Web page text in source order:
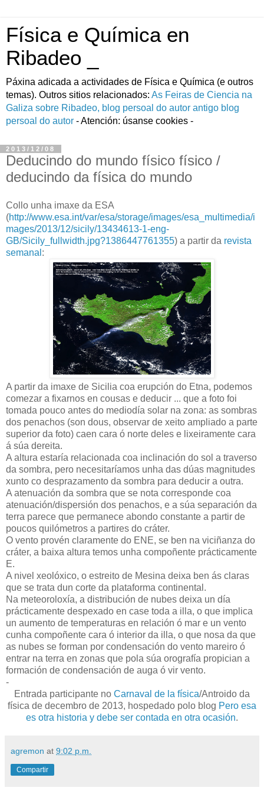
Física e Química en
Ribadeo _
Páxina adicada a actividades de Fí­sica e Quí­mica (e outros
temas). Outros sitios relacionados: As Feiras de Ciencia na
Galiza sobre Ribadeo, blog persoal do autor antigo blog
persoal do autor - Atención: úsanse cookies -
2013/12/08
Deducindo do mundo físico físico /
deducindo da física do mundo
Collo unha imaxe da ESA
(http://www.esa.int/var/esa/storage/images/esa_multimedia/i
mages/2013/12/sicily/13434613-1-eng-
GB/Sicily_fullwidth.jpg?1386447761355) a partir da revista
semanal :
A partir da imaxe de Sicilia coa erupción do Etna, podemos
comezar a fixarnos en cousas e deducir ... que a foto foi
tomada pouco antes do mediodía solar na zona: as sombras
dos penachos (son dous, observar de xeito ampliado a parte
superior da foto) caen cara ó norte deles e lixeiramente cara
á súa dereita.
A altura estaría relacionada coa inclinación do sol a traverso
da sombra, pero necesitaríamos unha das dúas magnitudes
xunto co desprazamento da sombra para deducir a outra.
A atenuación da sombra que se nota corresponde coa
atenuación/dispersión dos penachos, e a súa separación da
terra parece que permanece abondo constante a partir de
poucos quilómetros a partires do cráter.
O vento provén claramente do ENE, se ben na viciñanza do
cráter, a baixa altura temos unha compoñente prácticamente
E.
A nivel xeolóxico, o estreito de Mesina deixa ben ás claras
que se trata dun corte da plataforma continental.
Na meteoroloxía, a distribución de nubes deixa un día
prácticamente despexado en case toda a illa, o que implica
un aumento de temperaturas en relación ó mar e un vento
cunha compoñente cara ó interior da illa, o que nosa da que
as nubes se forman por condensación do vento mareiro ó
entrar na terra en zonas que pola súa orografía propician a
formación de condensación de auga ó vir vento.
-
Entrada participante no Carnaval de la física/Antroido da
física de decembro de 2013, hospedado polo blog Pero esa
es otra historia y debe ser contada en otra ocasión.
agremon at 9:02 p.m.
Compartir